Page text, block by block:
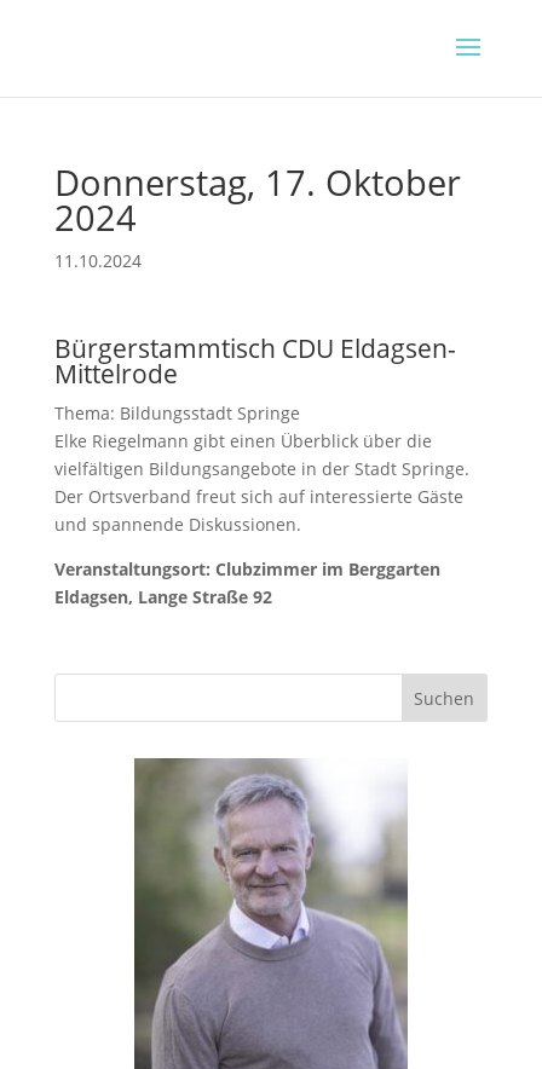
Donnerstag, 17. Oktober
2024
11.10.2024
Bürgerstammtisch CDU Eldagsen-
Mittelrode
Thema: Bildungsstadt Springe
Elke Riegelmann gibt einen Überblick über die
vielfältigen Bildungsangebote in der Stadt Springe.
Der Ortsverband freut sich auf interessierte Gäste
und spannende Diskussionen.
Veranstaltungsort: Clubzimmer im Berggarten
Eldagsen, Lange Straße 92